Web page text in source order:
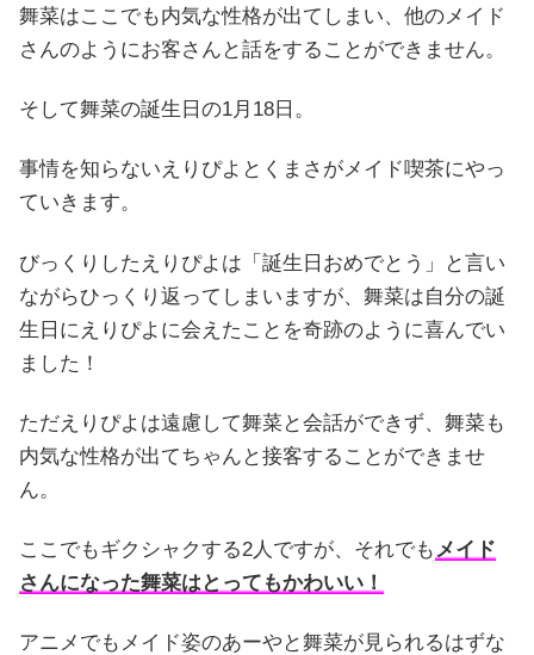
舞菜はここでも内気な性格が出てしまい、他のメイド
さんのようにお客さんと話をすることができません。
そして舞菜の誕生日の1月18日。
事情を知らないえりぴよとくまさがメイド喫茶にやっ
ていきます。
びっくりしたえりぴよは「誕生日おめでとう」と言い
ながらひっくり返ってしまいますが、舞菜は自分の誕
生日にえりぴよに会えたことを奇跡のように喜んでい
ました！
ただえりぴよは遠慮して舞菜と会話ができず、舞菜も
内気な性格が出てちゃんと接客することができませ
ん。
ここでもギクシャクする2人ですが、それでも メイド
さんになった舞菜はとってもかわいい！
アニメでもメイド姿のあーやと舞菜が見られるはずな